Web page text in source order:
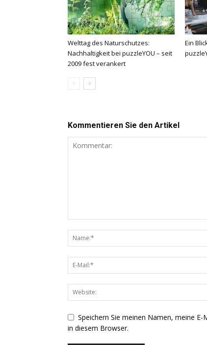
Welttag des Naturschutzes:
Nachhaltigkeit bei puzzleYOU – seit
2009 fest verankert
Ein
Kommentieren Sie den Artikel
Speichern Sie meinen Namen, meine
in diesem Browser.